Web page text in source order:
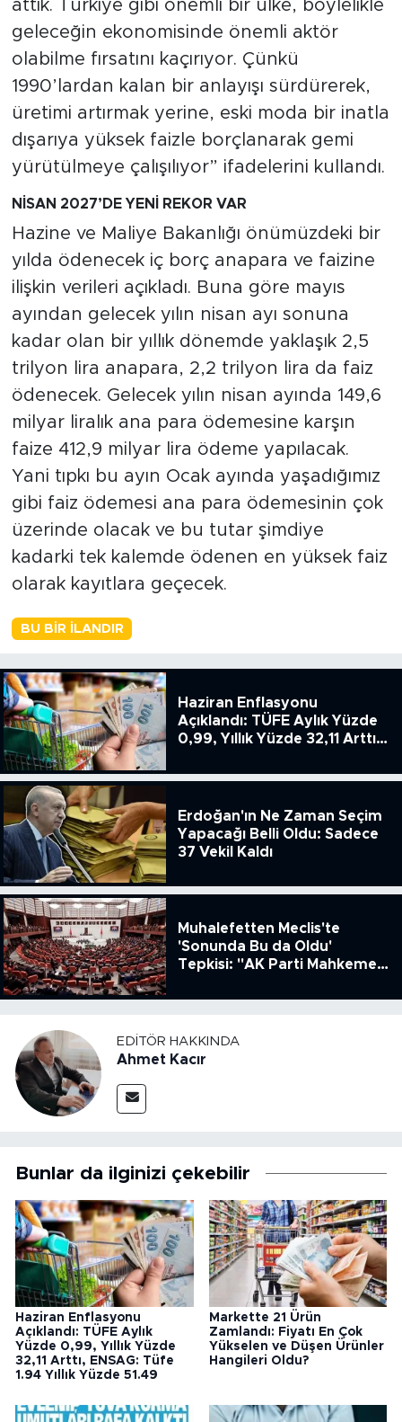
attık. Türkiye gibi önemli bir ülke, böylelikle
geleceğin ekonomisinde önemli aktör
olabilme fırsatını kaçırıyor. Çünkü
1990’lardan kalan bir anlayışı sürdürerek,
üretimi artırmak yerine, eski moda bir inatla
dışarıya yüksek faizle borçlanarak gemi
yürütülmeye çalışılıyor” ifadelerini kullandı.
NİSAN 2027’DE YENİ REKOR VAR
Hazine ve Maliye Bakanlığı önümüzdeki bir
yılda ödenecek iç borç anapara ve faizine
ilişkin verileri açıkladı. Buna göre mayıs
ayından gelecek yılın nisan ayı sonuna
kadar olan bir yıllık dönemde yaklaşık 2,5
trilyon lira anapara, 2,2 trilyon lira da faiz
ödenecek. Gelecek yılın nisan ayında 149,6
milyar liralık ana para ödemesine karşın
faize 412,9 milyar lira ödeme yapılacak.
Yani tıpkı bu ayın Ocak ayında yaşadığımız
gibi faiz ödemesi ana para ödemesinin çok
üzerinde olacak ve bu tutar şimdiye
kadarki tek kalemde ödenen en yüksek faiz
olarak kayıtlara geçecek.
BU BIR İLANDIR
Haziran Enflasyonu
Açıklandı: TÜFE Aylık Yüzde
0,99, Yıllık Yüzde 32,11 Arttı,
51.49
Erdoğan'ın Ne Zaman Seçim
Yapacağı Belli Oldu: Sadece
37 Vekil Kaldı
Muhalefetten Meclis'te
'Sonunda Bu da Oldu'
Tepkisi: "AK Parti Mahkeme
Kanun Çıkardı"
EDITÖR HAKKINDA
Ahmet Kacır
Bunlar da ilginizi çekebilir
Haziran Enflasyonu
Açıklandı: TÜFE Aylık
Yüzde 0,99, Yıllık Yüzde
32,11 Arttı, ENSAG: Tüfe
1.94 Yıllık Yüzde 51.49
Markette 21 Ürün
Zamlandı: Fiyatı En Çok
Yükselen ve Düşen Ürünler
Hangileri Oldu?